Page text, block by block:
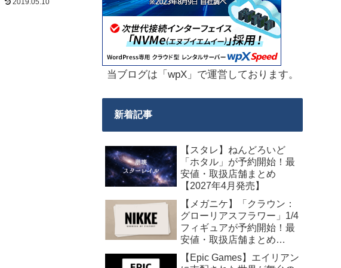
当ブログは「wpX」で運営しております。
新着記事
【スタレ】ねんどろいど
「ホタル」が予約開始！最
安値・取扱店舗まとめ
【2027年4月発売】
【メガニケ】「クラウン：
グローリアスフラワー」1/4
フィギュアが予約開始！最
安値・取扱店舗まとめ
【2027年5月発売】
【Epic Games】エイリアン